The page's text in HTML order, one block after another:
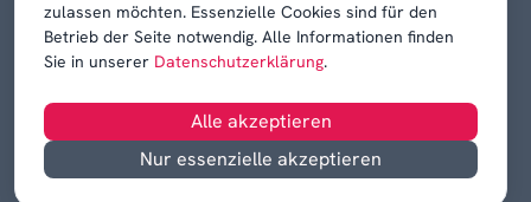
zulassen möchten. Essenzielle Cookies sind für den
Betrieb der Seite notwendig. Alle Informationen finden
Sie in unserer Datenschutzerklärung.
Alle akzeptieren
Nur essenzielle akzeptieren